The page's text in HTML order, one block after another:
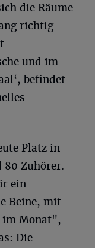
die Räume
richtig
und im
befindet
Platz in
80 Zuhörer.
ein
Beine, mit
im Monat",
Die